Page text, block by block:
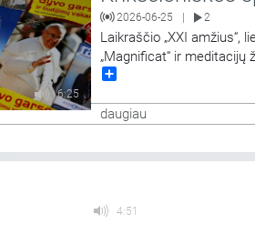
6:25
2026-06-25 2
Laikraščio „XXI amžius“,
„Magnificat“ ir meditacijų
apžvalgos.
daugiau
4:51